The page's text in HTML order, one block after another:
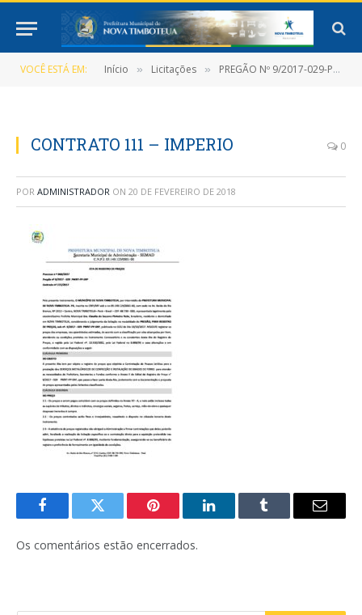
VOCÊ ESTÁ EM: Início » Licitações » PREGÃO Nº 9/2017-029-PMNT-PP-SRP
CONTRATO 111 – IMPERIO 0
POR ADMINISTRADOR ON 20 DE FEVEREIRO DE 2018
FacebookTwitter Pinterest LinkedInTumblr
E-
Os comentários estão encerrados.